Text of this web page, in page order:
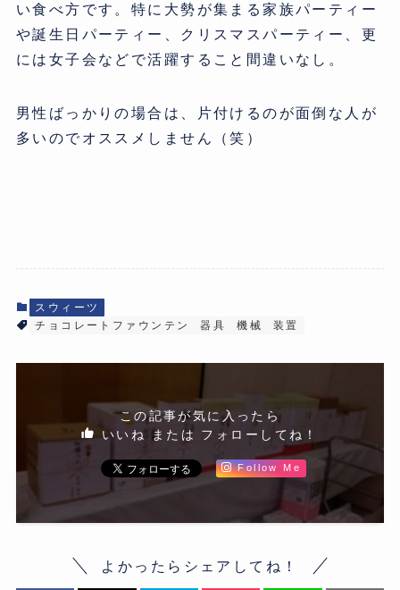
い食べ方です。特に大勢が集まる家族パーティー
や誕生日パーティー、クリスマスパーティー、更
には女子会などで活躍すること間違いなし。
男性ばっかりの場合は、片付けるのが面倒な人が
多いのでオススメしません（笑）
スウィーツ
チョコレートファウンテン
器具 機械 装置
この記事が気に入ったら
いいね または フォローしてね！
Follow Me
よかったらシェアしてね！